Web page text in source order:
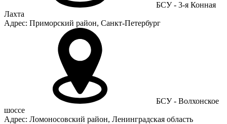
БСУ - 3-я Конная
Лахта
Адрес: Приморский район, Санкт-Петербург
БСУ - Волхонское
шоссе
Адрес: Ломоносовский район, Ленинградская область